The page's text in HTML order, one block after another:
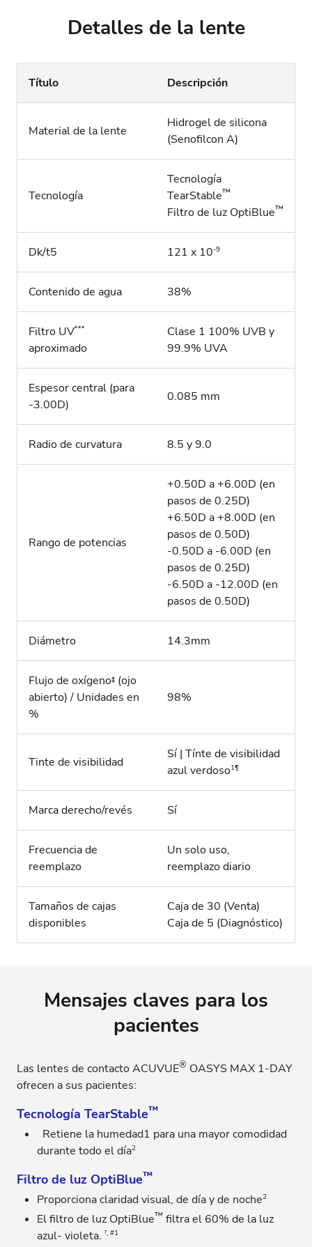
Detalles de la lente
Título Descripción
Material de la lente
Hidrogel de silicona
(Senofilcon A)
Tecnología
Tecnología
TearStable™
Filtro de luz OptiBlue™
Dk/t5 121 x 10-9
Contenido de agua 38%
Filtro UV***
aproximado
Clase 1 100% UVB y
99.9% UVA
Espesor central (para
-3.00D)
0.085 mm
Radio de curvatura 8.5 y 9.0
Rango de potencias
+0.50D a +6.00D (en
pasos de 0.25D)
+6.50D a +8.00D (en
pasos de 0.50D)
-0.50D a -6.00D (en
pasos de 0.25D)
-6.50D a -12.00D (en
pasos de 0.50D)
Diámetro 14.3mm
Flujo de oxígeno‡ (ojo
abierto) / Unidades en
%
98%
Tinte de visibilidad
Sí | Tínte de visibilidad
azul verdoso1¶
Marca derecho/revés Sí
Frecuencia de
reemplazo
Un solo uso,
reemplazo diario
Tamaños de cajas
disponibles
Caja de 30 (Venta)
Caja de 5 (Diagnóstico)
Mensajes claves para los
pacientes
Las lentes de contacto ACUVUE® OASYS MAX 1-DAY
ofrecen a sus pacientes:
Tecnología TearStable™
Retiene la humedad1 para una mayor comodidad
durante todo el día2
Filtro de luz OptiBlue™
Proporciona claridad visual, de día y de noche2
El filtro de luz OptiBlue™ filtra el 60% de la luz
azul- violeta. †, #1